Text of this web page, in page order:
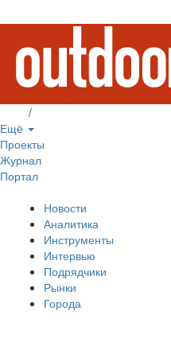
/
Ещё
Проекты
Журнал
Портал
Новости
Аналитика
Инструменты
Интервью
Подрядчики
Рынки
Города